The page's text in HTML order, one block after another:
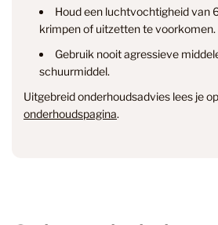
Houd een luchtvochtigheid van
krimpen of uitzetten te voorkomen.
Gebruik nooit agressieve
schuurmiddel.
Uitgebreid onderhoudsadvies lees je
onderhoudspagina.
Verzending &
& annuleren